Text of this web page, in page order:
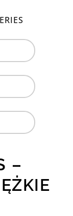
–